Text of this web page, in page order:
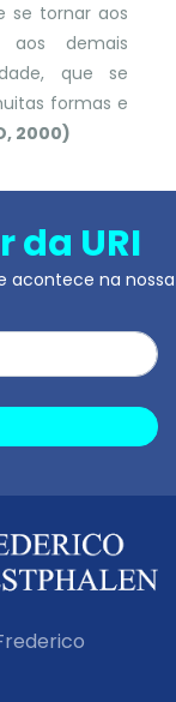
se tornar aos
aos demais
que se
formas e
2000)
da URI
acontece na nossa